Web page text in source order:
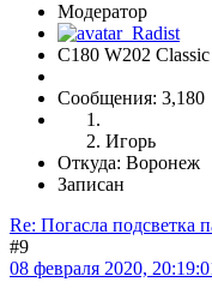
Модератор
C180 W202 Classic
Сообщения: 3,180
Игорь
Откуда: Воронеж
Записан
Re: Погасла
#9
08 февраля 2020,